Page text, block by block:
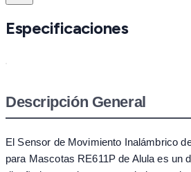
Especificaciones
Descripción General
El Sensor de Movimiento Inalámbrico
para Mascotas RE611P de Alula es un